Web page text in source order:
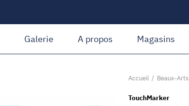
Galerie A propos Magasins
Accueil Beaux-Arts
TouchMarker